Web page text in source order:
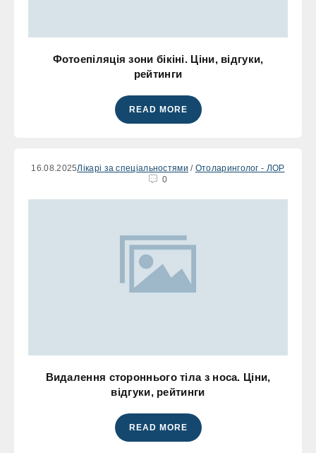
Фотоепіляція зони бікіні. Ціни, відгуки,
рейтинги
READ MORE
16.08.2025Лікарі за спеціальностями / Отоларинголог - ЛОР
0
Видалення стороннього тіла з носа. Ціни,
відгуки, рейтинги
READ MORE